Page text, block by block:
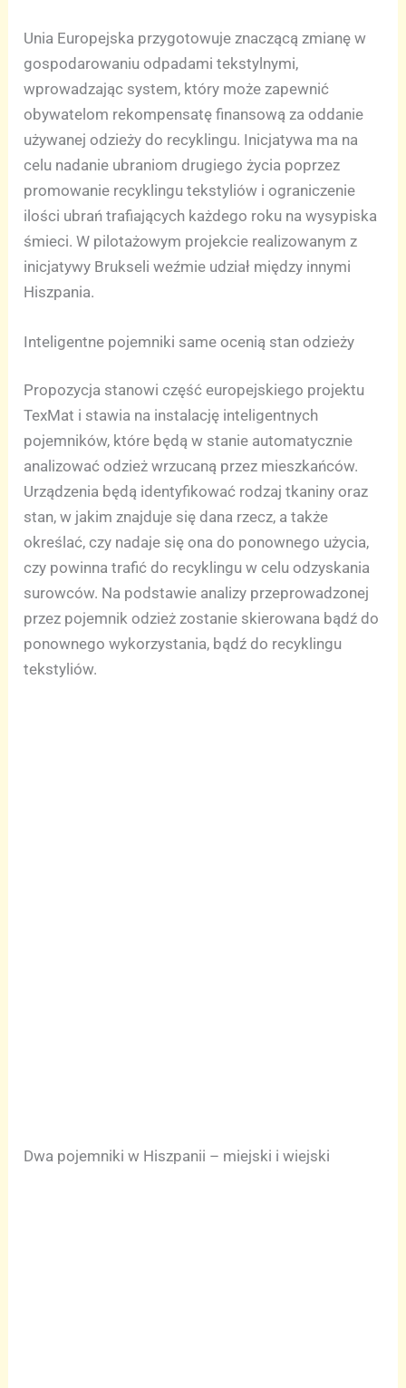
Unia Europejska przygotowuje znaczącą zmianę w
gospodarowaniu odpadami tekstylnymi,
wprowadzając system, który może zapewnić
obywatelom rekompensatę finansową za oddanie
używanej odzieży do recyklingu. Inicjatywa ma na
celu nadanie ubraniom drugiego życia poprzez
promowanie recyklingu tekstyliów i ograniczenie
ilości ubrań trafiających każdego roku na wysypiska
śmieci. W pilotażowym projekcie realizowanym z
inicjatywy Brukseli weźmie udział między innymi
Hiszpania.
Inteligentne pojemniki same ocenią stan odzieży
Propozycja stanowi część europejskiego projektu
TexMat i stawia na instalację inteligentnych
pojemników, które będą w stanie automatycznie
analizować odzież wrzucaną przez mieszkańców.
Urządzenia będą identyfikować rodzaj tkaniny oraz
stan, w jakim znajduje się dana rzecz, a także
określać, czy nadaje się ona do ponownego użycia,
czy powinna trafić do recyklingu w celu odzyskania
surowców. Na podstawie analizy przeprowadzonej
przez pojemnik odzież zostanie skierowana bądź do
ponownego wykorzystania, bądź do recyklingu
tekstyliów.
Dwa pojemniki w Hiszpanii – miejski i wiejski